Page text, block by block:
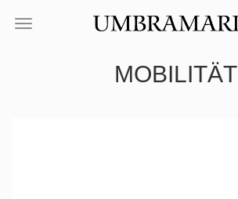
MOBILITÄT